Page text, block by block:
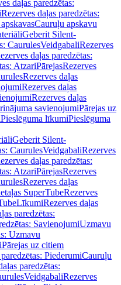
daļas paredzētas:
Rezerves daļas paredzētas:
Cauruļu apskavu
Geberit Silent-
CaurulesVeidgabaliRezerves
daļas paredzētas:
AtzariPārejasRezerves
Rezerves daļas
Rezerves daļas
Rezerves daļas
savienojumiPārejas uz
Pieslēguma līkumiPieslēguma
Geberit Silent-
CaurulesVeidgabaliRezerves
daļas paredzētas:
AtzariPārejasRezerves
Rezerves daļas
SuperTubeRezerves
LīkumiRezerves daļas
paredzētas:
SavienojumiUzmavu
Uzmavu
Pārejas uz citiem
PiederumiCauruļu
paredzētas:
VeidgabaliRezerves